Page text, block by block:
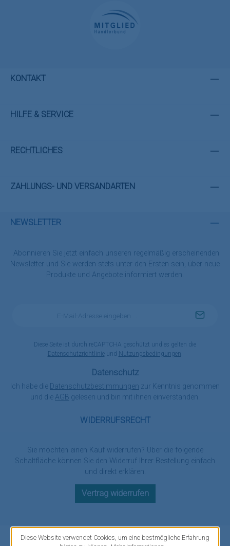
KONTAKT
HILFE & SERVICE
RECHTLICHES
ZAHLUNGS- UND VERSANDARTEN
WIDERRUFSRECHT
Sie möchten einen Kauf widerrufen? Über die folgende
Schaltfläche können Sie den Widerruf Ihrer Bestellung einfach
und direkt erklären.
Vertrag widerrufen
NEWSLETTER
Abonnieren Sie jetzt einfach unseren regelmäßig erscheinenden
Newsletter und Sie werden stets unter den Ersten sein, über neue
Produkte und Angebote informiert werden.
Diese Seite ist durch reCAPTCHA geschützt und es gelten die
Datenschutzrichtlinieund Nutzungsbedingungen
Datenschutz
Ich habe die Datenschutzbestimmungen zur Kenntnis genommen
und die AGB gelesen und bin mit ihnen einverstanden.
Diese Website verwendet Cookies, um eine bestmögliche Erfahrung